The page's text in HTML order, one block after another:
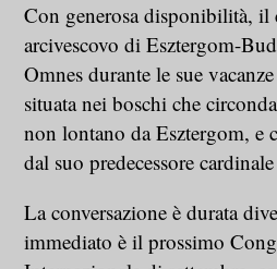
Con generosa disponibilità, il
arcivescovo di Esztergom-
Omnes durante le sue
situata nei boschi che
non lontano da Esztergom, e
dal suo predecessore
La conversazione è durata
immediato è il prossimo